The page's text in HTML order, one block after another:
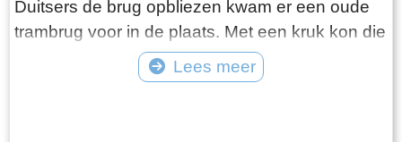
Duitsers de brug opbliezen kwam er een oude
trambrug voor in de plaats. Met een kruk kon die
worden opengedraaid. In 1975 werd de huidige
Hellingbrug met elektrische bediening
Lees meer